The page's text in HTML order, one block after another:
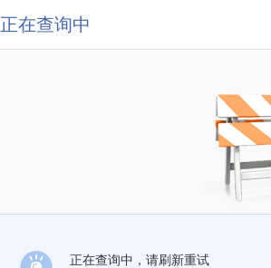
正在查询中
正在查询中，请刷新重试